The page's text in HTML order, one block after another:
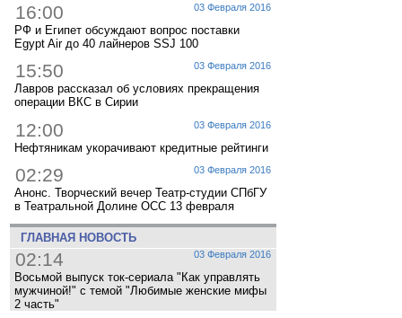
03 Февраля 2016
16:00
РФ и Египет обсуждают вопрос поставки
Egypt Air до 40 лайнеров SSJ 100
03 Февраля 2016
15:50
Лавров рассказал об условиях прекращения
операции ВКС в Сирии
03 Февраля 2016
12:00
Нефтяникам укорачивают кредитные рейтинги
03 Февраля 2016
02:29
Анонс. Творческий вечер Театр-студии СПбГУ
в Театральной Долине ОСС 13 февраля
ГЛАВНАЯ НОВОСТЬ
03 Февраля 2016
02:14
Восьмой выпуск ток-сериала "Как управлять
мужчиной!" с темой "Любимые женские мифы
2 часть"